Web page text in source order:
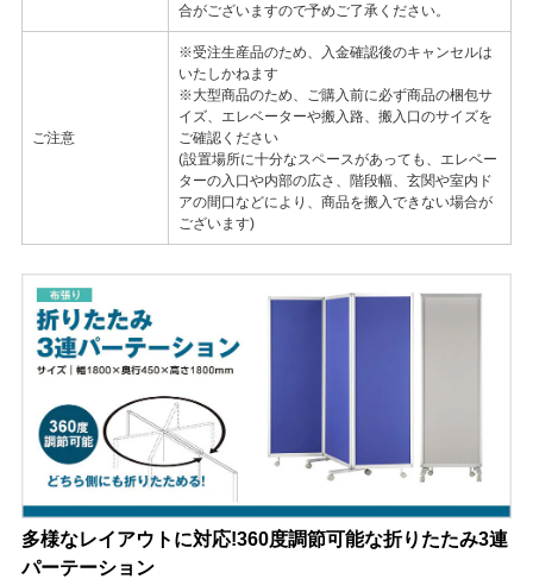
合がございますので予めご了承ください。
ご注意
※受注生産品のため、入金確認後のキャンセルは
いたしかねます
※大型商品のため、ご購入前に必ず商品の梱包サ
イズ、エレベーターや搬入路、搬入口のサイズを
ご確認ください
(設置場所に十分なスペースがあっても、エレベー
ターの入口や内部の広さ、階段幅、玄関や室内ド
アの間口などにより、商品を搬入できない場合が
ございます)
多様なレイアウトに対応!360度調節可能な折りたたみ3連
パーテーション